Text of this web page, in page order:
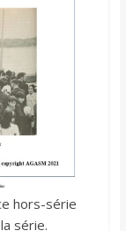
hors-série
série.